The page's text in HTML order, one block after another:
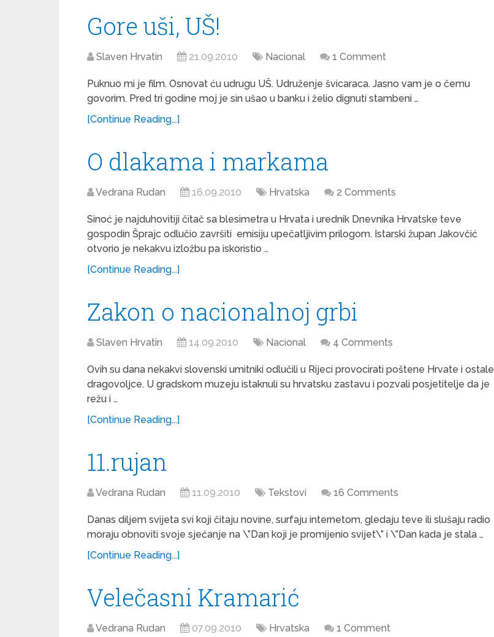
Gore uši, UŠ!
Slaven Hrvatin 21.09.2010 Nacional 1 Comment
Puknuo mi je film. Osnovat ću udrugu UŠ. Udruženje švicaraca. Jasno vam je o čemu
govorim. Pred tri godine moj je sin ušao u banku i želio dignuti stambeni …
[Continue Reading...]
O dlakama i markama
Vedrana Rudan 16.09.2010 Hrvatska 2 Comments
Sinoć je najduhovitiji čitač sa blesimetra u Hrvata i urednik Dnevnika Hrvatske teve
gospodin Šprajc odlučio završiti emisiju upečatljivim prilogom. Istarski župan Jakovčić
otvorio je nekakvu izložbu pa iskoristio …
[Continue Reading...]
Zakon o nacionalnoj grbi
Slaven Hrvatin 14.09.2010 Nacional 4 Comments
Ovih su dana nekakvi slovenski umitniki odlučili u Rijeci provocirati poštene Hrvate i ostale
dragovoljce. U gradskom muzeju istaknuli su hrvatsku zastavu i pozvali posjetitelje da je
režu i …
[Continue Reading...]
11.rujan
Vedrana Rudan 11.09.2010 Tekstovi 16 Comments
Danas diljem svijeta svi koji čitaju novine, surfaju internetom, gledaju teve ili slušaju radio
moraju obnoviti svoje sjećanje na \”Dan koji je promijenio svijet\” i \”Dan kada je stala …
[Continue Reading...]
Velečasni Kramarić
Vedrana Rudan 07.09.2010 Hrvatska 1 Comment